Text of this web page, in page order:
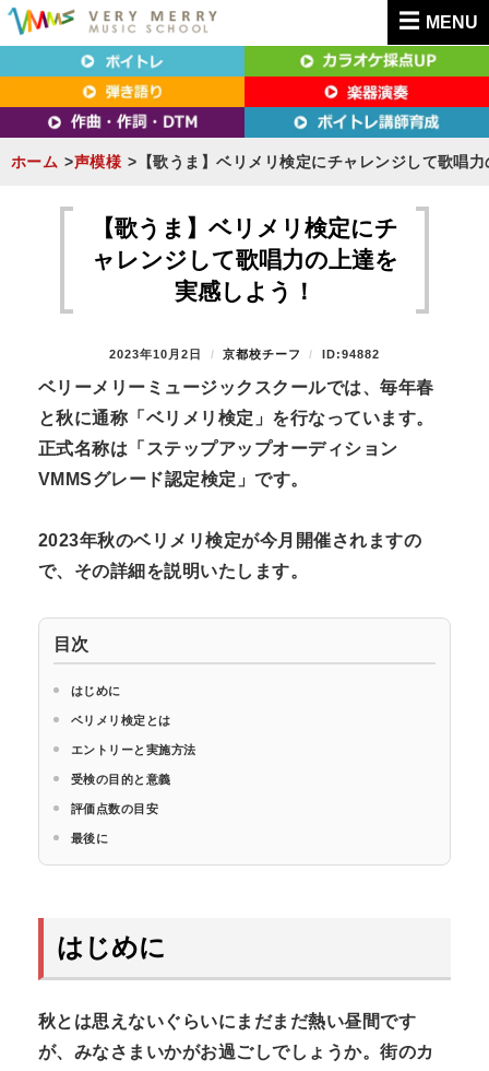
MENU
東京（新宿・八王子）・横浜・名古屋・京都で
「本気」になれるボイトレ教室｜VERY MERRY
MUSIC SCHOOL（ベリーメリー）
東京（新宿・八王子）・横浜・名古屋・京都で「本気」になれるボイトレ教室｜
VERY MERRY MUSIC SCHOOL（ベリーメリー）
ホーム 声模様 【歌うま】ベリメリ検定にチャレンジして歌唱
【歌うま】ベリメリ検定にチ
ャレンジして歌唱力の上達を
実感しよう！
P
S
T
D
O
2023年10月2日
B
京都校チーフ ID:94882
ベリーメリーミュージックスクールでは、毎年春
と秋に通称「ベリメリ検定」を行なっています。
正式名称は「ステップアップオーディション
VMMSグレード認定検定」です。
2023年秋のベリメリ検定が今月開催されますの
で、その詳細を説明いたします。
目次
はじめに
ベリメリ検定とは
エントリーと実施方法
受検の目的と意義
評価点数の目安
最後に
はじめに
秋とは思えないぐらいにまだまだ熱い昼間です
が、みなさまいかがお過ごしでしょうか。街のカ